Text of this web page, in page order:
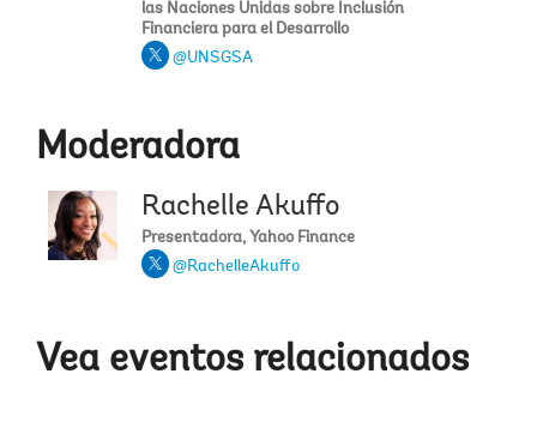
las Naciones Unidas sobre Inclusión
Financiera para el Desarrollo
@UNSGSA
Moderadora
Rachelle Akuffo
Presentadora, Yahoo Finance
@RachelleAkuffo
Vea eventos relacionados